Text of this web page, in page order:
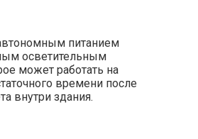
питанием
осветительным
может работать на
времени после
внутри здания.